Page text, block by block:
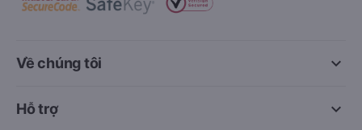
keyboard_arrow_down
Về chúng tôi
keyboard_arrow_down
Hỗ trợ